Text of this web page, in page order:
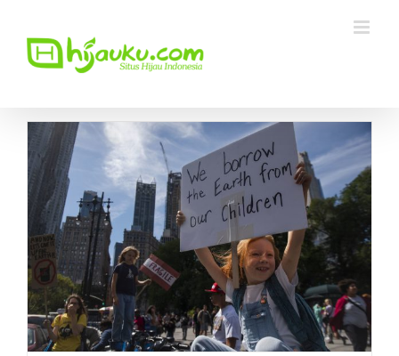
content